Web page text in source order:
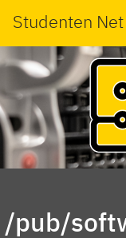
Studenten
/pub/